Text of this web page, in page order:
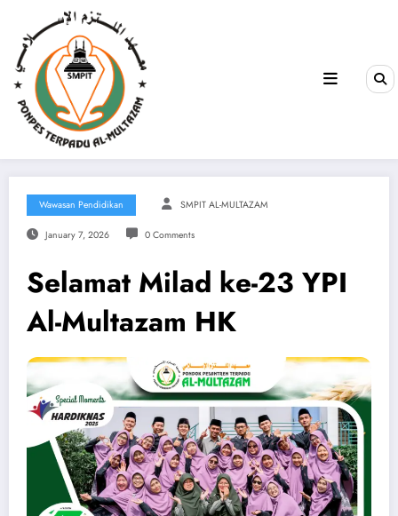
Wawasan Pendidikan SMPIT AL-MULTAZAM
January 7, 2026 0 Comments
Selamat Milad ke-23 YPI
Al-Multazam HK